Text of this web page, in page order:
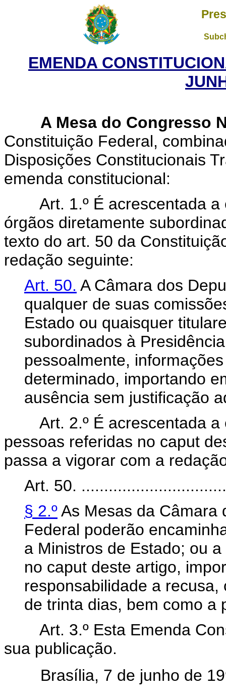
EMENDA
A Mesa do Congresso
Constituição Federal,
Disposições Constitucionais
emenda constitucional:
Art. 1.º É acrescentada
órgãos diretamente
texto do art. 50 da
redação seguinte:
Art. 50. A Câmara dos
qualquer de suas
Estado ou quaisquer
subordinados à
pessoalmente,
determinado, importando
ausência sem justificação
Art. 2.º É acrescentada
pessoas referidas no caput
passa a vigorar com a
Art. 50.
§ 2.ºAs Mesas da Câmara
Federal poderão
a Ministros de Estado; ou
no caput deste artigo,
responsabilidade a
de trinta dias, bem como a
Art. 3.º Esta Emenda
sua publicação.
Brasília, 7 de junho de